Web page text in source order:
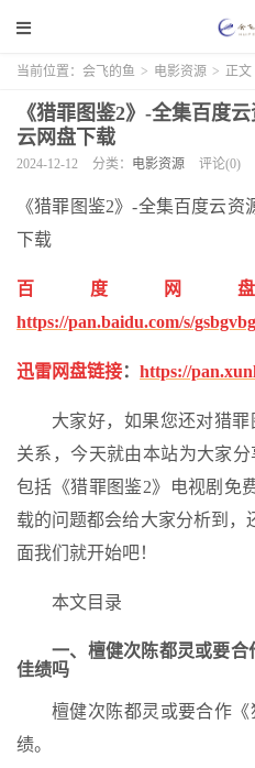
当前位置： 会飞的鱼 > 电影资源 > 正文
《猎罪图鉴2》-全集百度
云网盘下载
2024-12-12 分类： 电影资源 评论(0)
《猎罪图鉴2》-全集百度云资
下载
百度网
https://pan.baidu.com/s/
迅雷网盘链接： https://
大家好，如果您还对猎
关系，今天就由本站为大家分
包括《猎罪图鉴2》电视剧免
载的问题都会给大家分析到
面我们就开始吧！
本文目录
一、檀健次陈都灵或要合
佳绩吗
檀健次陈都灵或要合作
绩。